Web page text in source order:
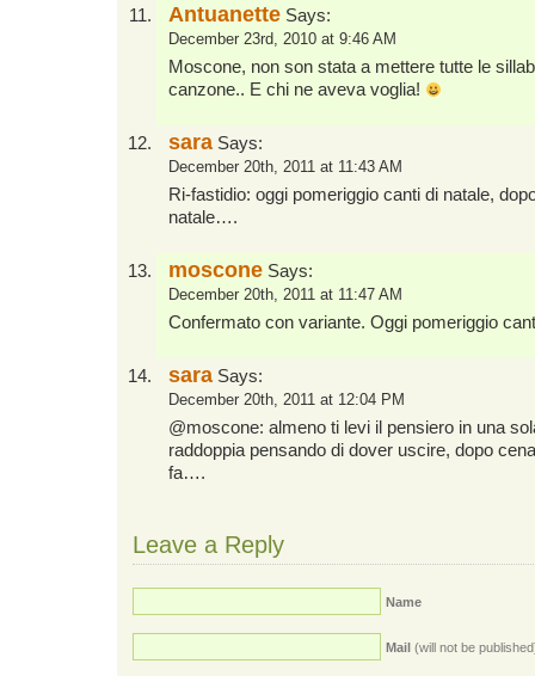
Antuanette Says:
December 23rd, 2010 at 9:46 AM
Moscone, non son stata a mettere tutte le
canzone.. E chi ne aveva voglia!
sara Says:
December 20th, 2011 at 11:43 AM
Ri-fastidio: oggi pomeriggio canti di natale,
natale….
moscone Says:
December 20th, 2011 at 11:47 AM
Confermato con variante. Oggi pomeriggio
sara Says:
December 20th, 2011 at 12:04 PM
@moscone: almeno ti levi il pensiero in una
raddoppia pensando di dover uscire, dopo
fa….
Leave a Reply
Name
Mail (will not be